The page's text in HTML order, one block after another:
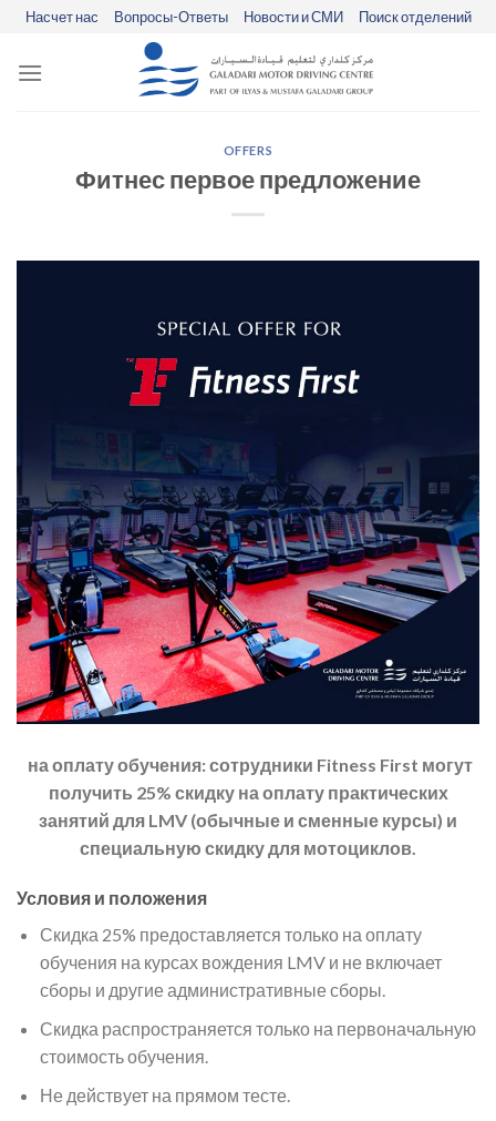
Skip
content
Насчет нас Вопросы-Ответы Новости и СМИ Поиск отделений
OFFERS
Фитнес первое предложение
на оплату обучения: сотрудники Fitness First могут
получить 25% скидку на оплату практических
занятий для LMV (обычные и сменные курсы) и
специальную скидку для мотоциклов.
Условия и положения
Скидка 25% предоставляется только на оплату
обучения на курсах вождения LMV и не включает
сборы и другие административные сборы.
Скидка распространяется только на первоначальную
стоимость обучения.
Не действует на прямом тесте.